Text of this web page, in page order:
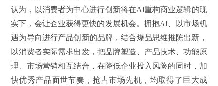
认为，以消费者为中心进行创新将在AI重构商业逻辑的现
实下，会让企业获得更快的发展机会。拥抱AI、以市场机
遇为导向进行产品创新的品牌，结合爆品思维推陈出新，
以消费者实际需求出发，把品牌塑造、产品技术、功能原
理、市场营销相互结合，在降低企业投入风险的同时，加
快优秀产品面世节奏，抢占市场先机，均取得了巨大成